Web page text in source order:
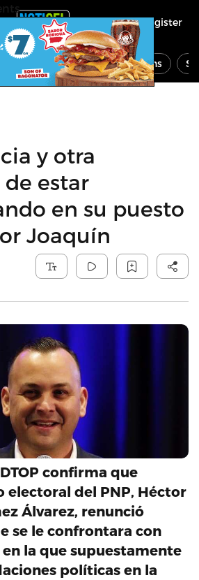
Register
News Economy Opinions
y otra
estar
en su puesto
Joaquín
confirma que
electoral del PNP, Héctor
Álvarez, renunció
se le confrontara con
la que supuestamente
políticas en la